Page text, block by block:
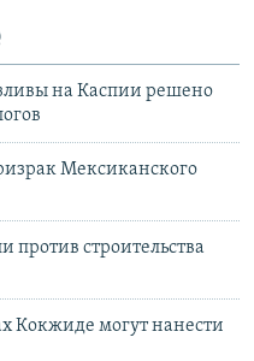
на Каспии решено
Мексиканского
против строительства
Кокжиде могут нанести